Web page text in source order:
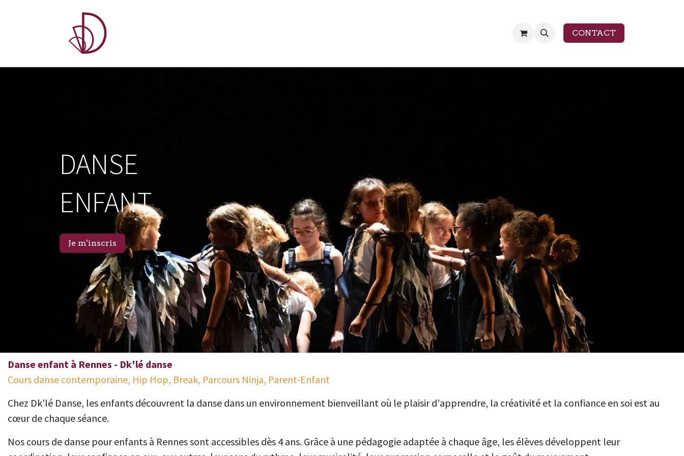
CONTACT
DANSE
ENFANT
Je m'inscris
Danse enfant à Rennes - Dk'lé danse
Cours danse contemporaine, Hip Hop, Break, Parcours Ninja, Parent-Enfant
Chez Dk'lé Danse, les enfants découvrent la danse dans un environnement bienveillant où le plaisir d'apprendre, la créativité et la confiance en soi est au
cœur de chaque séance.
Nos cours de danse pour enfants à Rennes sont accessibles dès 4 ans. Grâce à une pédagogie adaptée à chaque âge, les élèves développent leur